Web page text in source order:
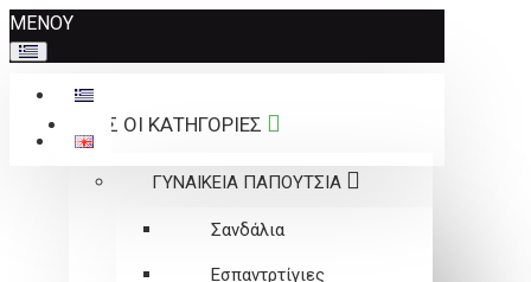
Σημείωση:
Αυτός
ο
ιστότοπος
περιλαμβάνει
ΜΕΝΟΥ
ΟΛΕΣ ΟΙ ΚΑΤΗΓΟΡΙΕΣ
ΓΥΝΑΙΚΕΙΑ ΠΑΠΟΥΤΣΙΑ
Σανδάλια
Εσπαντρτίγιες